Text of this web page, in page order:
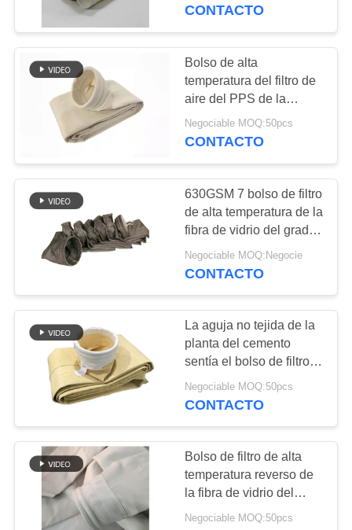
PRIVACIDAD
Bolso de filtro de
PTFE
44
bolsas bolsas de
50
Bolsos de filtro del
fieltro
CONTACTO
Bolso de alta
temperatura del filtro de
aire del PPS de la
eliminación del polvo
del repelente de aceite
Negociable MOQ:50pcs
CONTACTO
630GSM 7 bolso de filtro
de alta temperatura de la
fibra de vidrio del grado
RABH de los anillos 260
para la central eléctrica
Negociable MOQ:Negocie
CONTACTO
La aguja no tejida de la
planta del cemento
sentía el bolso de filtro
del colector de polvo de
Nomex Aramid
Negociable MOQ:50pcs
CONTACTO
Bolso de filtro de alta
temperatura reverso de
la fibra de vidrio del
colector de polvo del
Negociable MOQ:50pcs